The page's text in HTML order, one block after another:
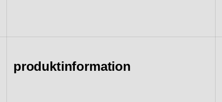
reservedele
produktinformation